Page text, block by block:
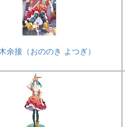
余接（おののき よつぎ）